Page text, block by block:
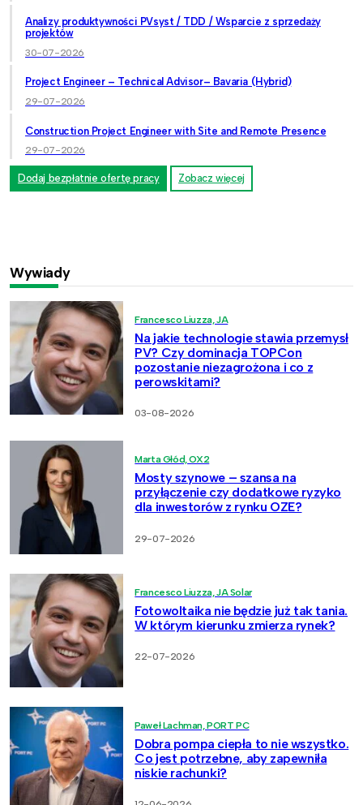
Analizy produktywności PVsyst / TDD / Wsparcie z sprzedaży
projektów
30-07-2026
Project Engineer – Technical Advisor– Bavaria (Hybrid)
29-07-2026
Construction Project Engineer with Site and Remote Presence
29-07-2026
Dodaj bezpłatnie ofertę pracy Zobacz więcej
Wywiady
Francesco Liuzza, JA
Na jakie technologie stawia przemysł
PV? Czy dominacja TOPCon
pozostanie niezagrożona i co z
perowskitami?
03-08-2026
Marta Głód, OX2
Mosty szynowe – szansa na
przyłączenie czy dodatkowe ryzyko
dla inwestorów z rynku OZE?
29-07-2026
Francesco Liuzza, JA Solar
Fotowoltaika nie będzie już tak tania.
W którym kierunku zmierza rynek?
22-07-2026
Paweł Lachman, PORT PC
Dobra pompa ciepła to nie wszystko.
Co jest potrzebne, aby zapewniła
niskie rachunki?